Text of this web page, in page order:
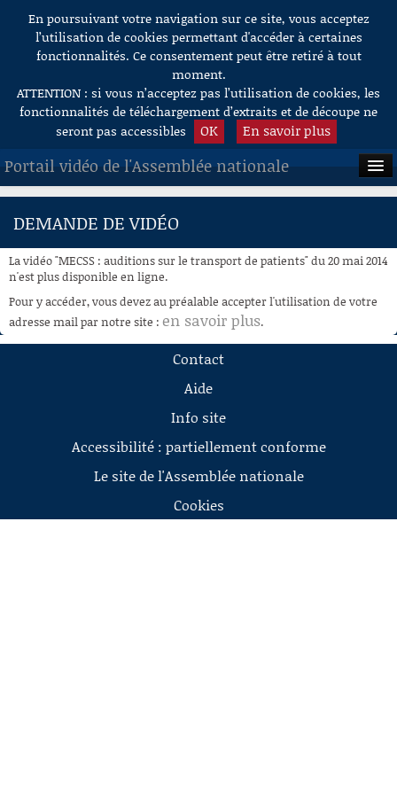
Aller au contenu
En poursuivant votre navigation sur ce site, vous acceptez
l’utilisation de cookies permettant d'accéder à certaines
fonctionnalités. Ce consentement peut être retiré à tout
moment.
ATTENTION : si vous n’acceptez pas l’utilisation de cookies, les
fonctionnalités de téléchargement d’extraits et de découpe ne
seront pas accessibles
OK En savoir plus
Portail vidéo de l'Assemblée nationale
ACCUEIL
À LA DEMANDE
RECHERCHE
AIDE À LA DÉCOUPE
DEMANDE DE VIDÉO
La vidéo "MECSS : auditions sur le transport de patients" du 20 mai 2014
n'est plus disponible en ligne.
Pour y accéder, vous devez au préalable accepter l'utilisation de votre
adresse mail par notre site : en savoir plus.
Contact
Aide
Info site
Accessibilité : partiellement conforme
Le site de l'Assemblée nationale
Cookies